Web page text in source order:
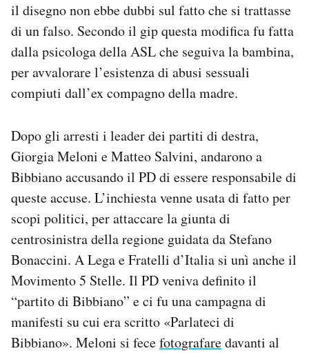
il disegno non ebbe dubbi sul fatto che si trattasse
di un falso. Secondo il gip questa modifica fu fatta
dalla psicologa della ASL che seguiva la bambina,
per avvalorare l’esistenza di abusi sessuali
compiuti dall’ex compagno della madre.
Dopo gli arresti i leader dei partiti di destra,
Giorgia Meloni e Matteo Salvini, andarono a
Bibbiano accusando il PD di essere responsabile di
queste accuse. L’inchiesta venne usata di fatto per
scopi politici, per attaccare la giunta di
centrosinistra della regione guidata da Stefano
Bonaccini. A Lega e Fratelli d’Italia si unì anche il
Movimento 5 Stelle. Il PD veniva definito il
“partito di Bibbiano” e ci fu una campagna di
manifesti su cui era scritto «Parlateci di
Bibbiano». Meloni si fecefotografaredavanti al